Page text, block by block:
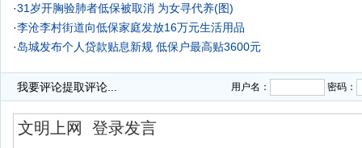
·31岁开胸验肺者低保被取消 为女寻代养(图)
·李沧李村街道向低保家庭发放16万元生活用品
·岛城发布个人贷款贴息新规 低保户最高贴3600元
我要评论提取评论... 用户名： 密码：